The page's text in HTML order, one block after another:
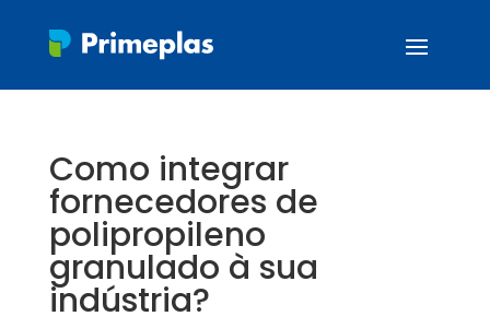
Como integrar
fornecedores de
polipropileno
granulado à sua
indústria?